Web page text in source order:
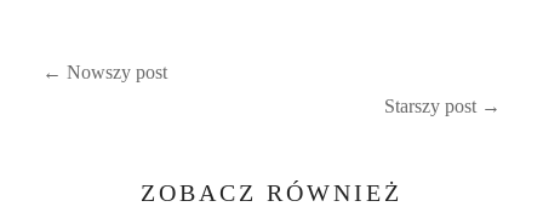
← Nowszy post
Starszy post →
ZOBACZ RÓWNIEŻ